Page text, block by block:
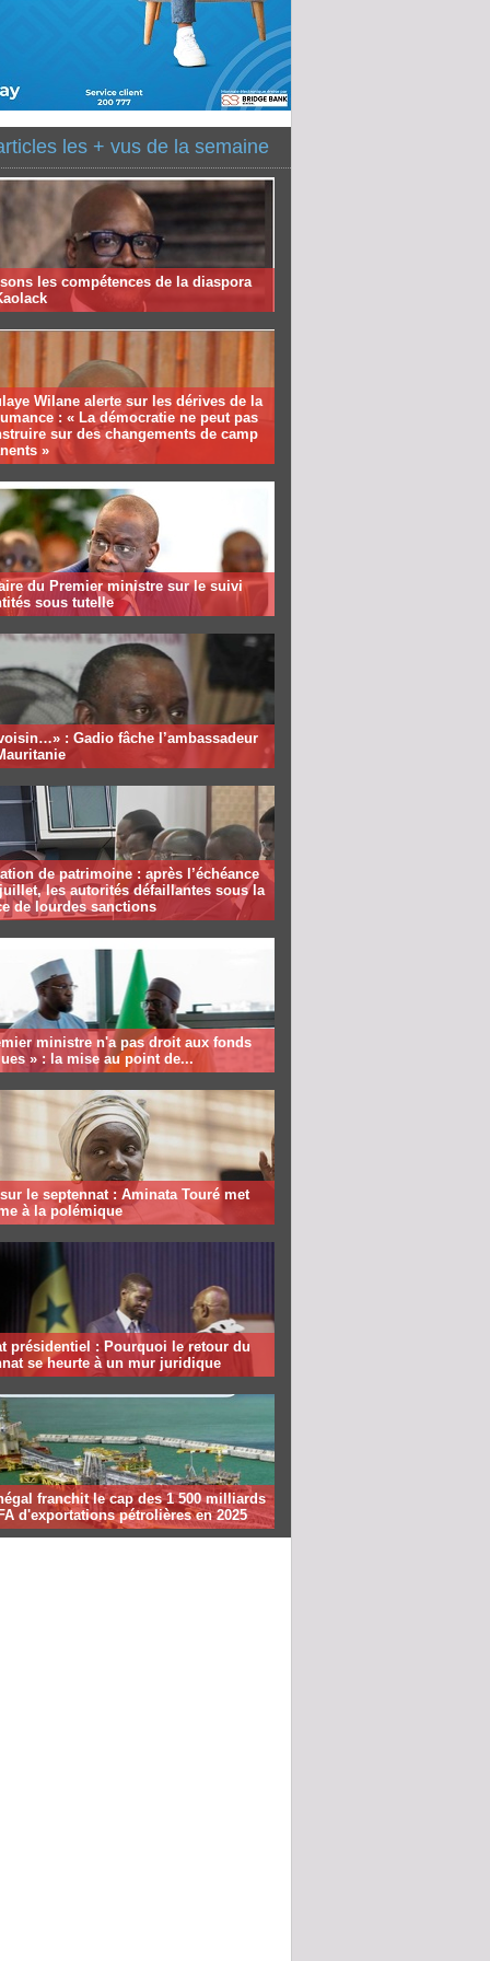
les + vus de la semaine
les compétences de la diaspora
Wilane alerte sur les dérives de la
: « La démocratie ne peut pas
sur des changements de camp
»
du Premier ministre sur le suivi
sous tutelle
: Gadio fâche l’ambassadeur
de patrimoine : après l’échéance
les autorités défaillantes sous la
de lourdes sanctions
ministre n'a pas droit aux fonds
» : la mise au point de...
le septennat : Aminata Touré met
à la polémique
présidentiel : Pourquoi le retour du
se heurte à un mur juridique
franchit le cap des 1 500 milliards
d'exportations pétrolières en 2025